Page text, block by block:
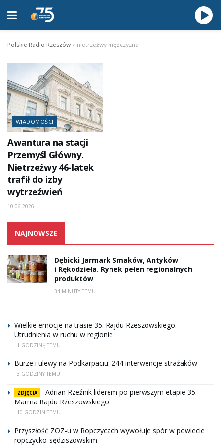
Polskie Radio Rzeszów > nietrzeźwy mężczyzna
WIADOMOŚCI
Awantura na stacji
Przemyśl Główny.
Nietrzeźwy 46-latek
trafił do izby
wytrzeźwień
10.06.2026
NAJNOWSZE
Dębicki Jarmark Smaków, Antyków
i Rękodzieła. Rynek pełen regionalnych
produktów
34 MINUTY TEMU
Wielkie emocje na trasie 35. Rajdu Rzeszowskiego.
Utrudnienia w ruchu w regionie
1 GODZINĘ TEMU
Burze i ulewy na Podkarpaciu. 244 interwencje strażaków
3 GODZINY TEMU
ZDJĘCIA
Adrian Rzeźnik liderem po pierwszym etapie 35.
Marma Rajdu Rzeszowskiego
10 GODZIN TEMU
Przyszłość ZOZ-u w Ropczycach wywołuje spór w powiecie
ropczycko-sędziszowskim